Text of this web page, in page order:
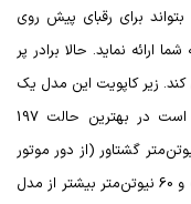
برای رقبای پیش روی
نماید. حالا برادر پر
کند. زیر کاپویت این مدل یک
قرار گرفته که قادر است در بهترین حالت 197
قدرت (در 5500 دور بر دقیقه) و 290 نیوتن‌متر گشتاور (از دور موتور
2000 الی 4000) تولید نماید که به ترتیب 42 اسب و 60 نیوتن‌متر بیشتر از مدل